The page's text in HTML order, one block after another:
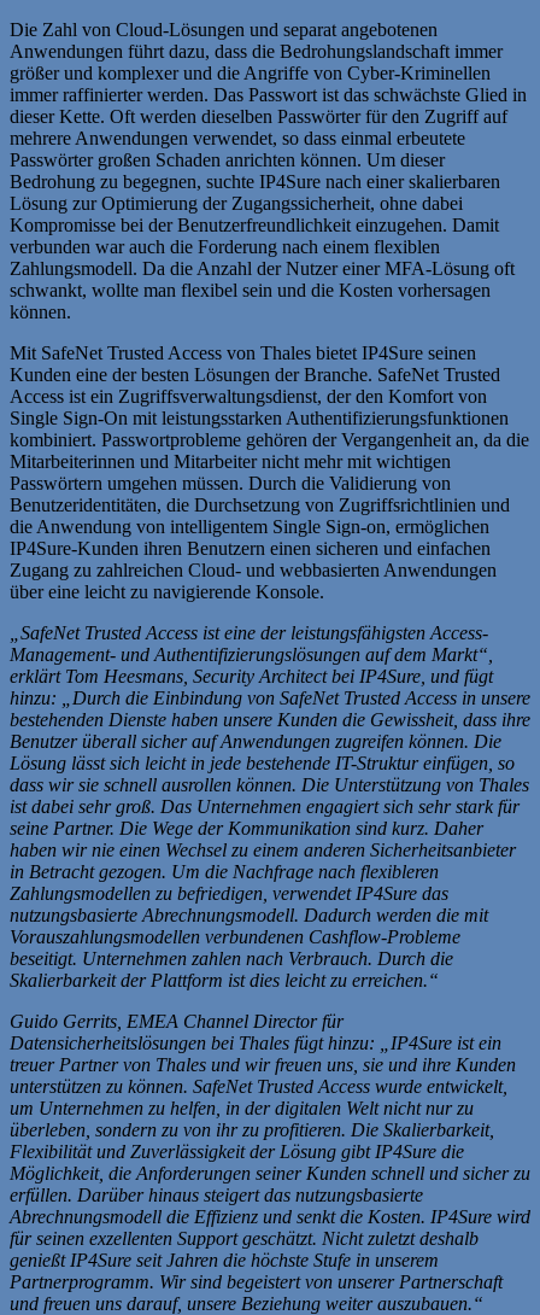
Die Zahl von Cloud-Lösungen und separat angebotenen
Anwendungen führt dazu, dass die Bedrohungslandschaft immer
größer und komplexer und die Angriffe von Cyber-Kriminellen
immer raffinierter werden. Das Passwort ist das schwächste Glied in
dieser Kette. Oft werden dieselben Passwörter für den Zugriff auf
mehrere Anwendungen verwendet, so dass einmal erbeutete
Passwörter großen Schaden anrichten können. Um dieser
Bedrohung zu begegnen, suchte IP4Sure nach einer skalierbaren
Lösung zur Optimierung der Zugangssicherheit, ohne dabei
Kompromisse bei der Benutzerfreundlichkeit einzugehen. Damit
verbunden war auch die Forderung nach einem flexiblen
Zahlungsmodell. Da die Anzahl der Nutzer einer MFA-Lösung oft
schwankt, wollte man flexibel sein und die Kosten vorhersagen
können.
Mit SafeNet Trusted Access von Thales bietet IP4Sure seinen
Kunden eine der besten Lösungen der Branche. SafeNet Trusted
Access ist ein Zugriffsverwaltungsdienst, der den Komfort von
Single Sign-On mit leistungsstarken Authentifizierungsfunktionen
kombiniert. Passwortprobleme gehören der Vergangenheit an, da die
Mitarbeiterinnen und Mitarbeiter nicht mehr mit wichtigen
Passwörtern umgehen müssen. Durch die Validierung von
Benutzeridentitäten, die Durchsetzung von Zugriffsrichtlinien und
die Anwendung von intelligentem Single Sign-on, ermöglichen
IP4Sure-Kunden ihren Benutzern einen sicheren und einfachen
Zugang zu zahlreichen Cloud- und webbasierten Anwendungen
über eine leicht zu navigierende Konsole.
„SafeNet Trusted Access ist eine der leistungsfähigsten Access-
Management- und Authentifizierungslösungen auf dem Markt“,
erklärt Tom Heesmans, Security Architect bei IP4Sure, und fügt
hinzu: „Durch die Einbindung von SafeNet Trusted Access in unsere
bestehenden Dienste haben unsere Kunden die Gewissheit, dass ihre
Benutzer überall sicher auf Anwendungen zugreifen können. Die
Lösung lässt sich leicht in jede bestehende IT-Struktur einfügen, so
dass wir sie schnell ausrollen können. Die Unterstützung von Thales
ist dabei sehr groß. Das Unternehmen engagiert sich sehr stark für
seine Partner. Die Wege der Kommunikation sind kurz. Daher
haben wir nie einen Wechsel zu einem anderen Sicherheitsanbieter
in Betracht gezogen. Um die Nachfrage nach flexibleren
Zahlungsmodellen zu befriedigen, verwendet IP4Sure das
nutzungsbasierte Abrechnungsmodell. Dadurch werden die mit
Vorauszahlungsmodellen verbundenen Cashflow-Probleme
beseitigt. Unternehmen zahlen nach Verbrauch. Durch die
Skalierbarkeit der Plattform ist dies leicht zu erreichen.“
Guido Gerrits, EMEA Channel Director für
Datensicherheitslösungen bei Thales fügt hinzu: „IP4Sure ist ein
treuer Partner von Thales und wir freuen uns, sie und ihre Kunden
unterstützen zu können. SafeNet Trusted Access wurde entwickelt,
um Unternehmen zu helfen, in der digitalen Welt nicht nur zu
überleben, sondern zu von ihr zu profitieren. Die Skalierbarkeit,
Flexibilität und Zuverlässigkeit der Lösung gibt IP4Sure die
Möglichkeit, die Anforderungen seiner Kunden schnell und sicher zu
erfüllen. Darüber hinaus steigert das nutzungsbasierte
Abrechnungsmodell die Effizienz und senkt die Kosten. IP4Sure wird
für seinen exzellenten Support geschätzt. Nicht zuletzt deshalb
genießt IP4Sure seit Jahren die höchste Stufe in unserem
Partnerprogramm. Wir sind begeistert von unserer Partnerschaft
und freuen uns darauf, unsere Beziehung weiter auszubauen.“